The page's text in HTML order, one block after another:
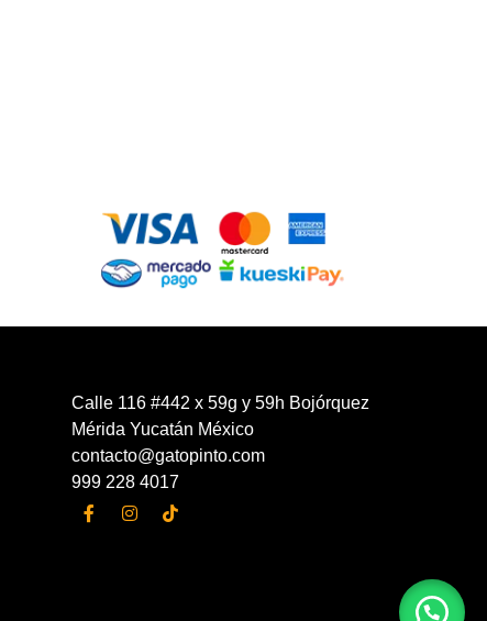
Calle 116 #442 x 59g y 59h Bojórquez
Mérida Yucatán México
contacto@gatopinto.com
999 228 4017